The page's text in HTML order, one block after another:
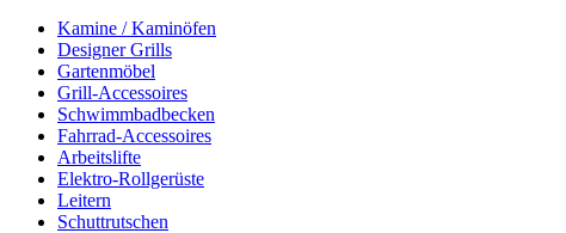
Kamine / Kaminöfen
Designer Grills
Gartenmöbel
Grill-Accessoires
Schwimmbadbecken
Fahrrad-Accessoires
Arbeitslifte
Elektro-Rollgerüste
Leitern
Schuttrutschen